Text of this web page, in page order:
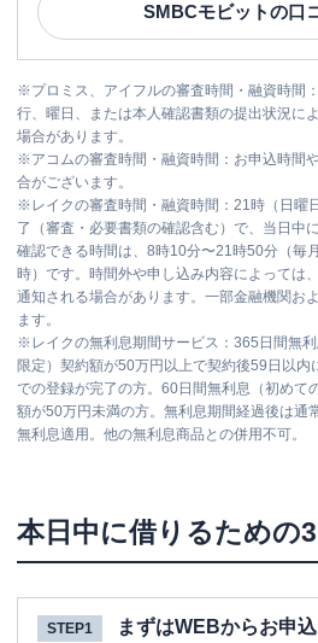
SMBCモビットの口
※プロミス、アイフルの審査時間・融資時間
行、曜日、または本人確認書類の提出状況に
場合があります。
※アコムの審査時間・融資時間：お申込時間
合がございます。
※ レイクの審査時間・融資時間：21時（日曜
了（審査・必要書類の確認含む）で、当日中
確認できる時間は、8時10分〜21時50分（毎
時）です。時間外や申し込み内容によっては
通知される場合があります。一部金融機関お
ます。
※ レイクの無利息期間サービス：365日間無
限定）契約額が50万円以上で契約後59日以内
での登録が完了の方。60日間無利息（初めて
額が50万円未満の方。無利息期間経過後は通
無利息適用。他の無利息商品との併用不可。
本日中に借りるための
STEP1 まずはWEBからお申込